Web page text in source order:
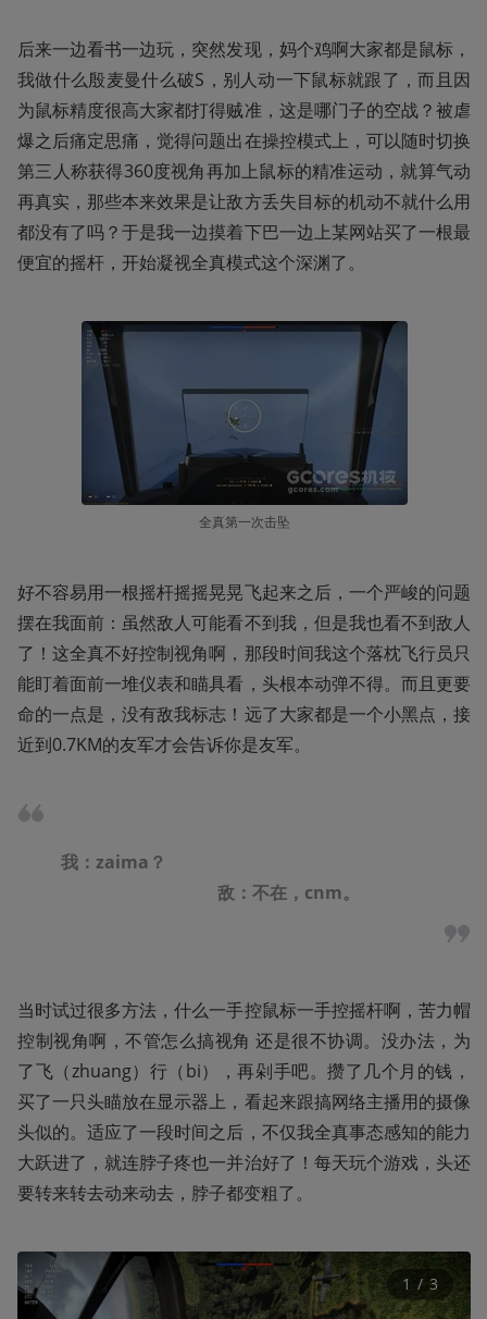
后来一边看书一边玩，突然发现，妈个鸡啊大家都是鼠标，
我做什么殷麦曼什么破S，别人动一下鼠标就跟了，而且因
为鼠标精度很高大家都打得贼准，这是哪门子的空战？被虐
爆之后痛定思痛，觉得问题出在操控模式上，可以随时切换
第三人称获得360度视角再加上鼠标的精准运动，就算气动
再真实，那些本来效果是让敌方丢失目标的机动不就什么用
都没有了吗？于是我一边摸着下巴一边上某网站买了一根最
便宜的摇杆，开始凝视全真模式这个深渊了。
全真第一次击坠
好不容易用一根摇杆摇摇晃晃飞起来之后，一个严峻的问题
摆在我面前：虽然敌人可能看不到我，但是我也看不到敌人
了！这全真不好控制视角啊，那段时间我这个落枕飞行员只
能盯着面前一堆仪表和瞄具看，头根本动弹不得。而且更要
命的一点是，没有敌我标志！远了大家都是一个小黑点，接
近到0.7KM的友军才会告诉你是友军。
我：zaima？
敌：不在，cnm。
当时试过很多方法，什么一手控鼠标一手控摇杆啊，苦力帽
控制视角啊，不管怎么搞视角 还是很不协调。没办法，为
了飞（zhuang）行（bi），再剁手吧。攒了几个月的钱，
买了一只头瞄放在显示器上，看起来跟搞网络主播用的摄像
头似的。适应了一段时间之后，不仅我全真事态感知的能力
大跃进了，就连脖子疼也一并治好了！每天玩个游戏，头还
要转来转去动来动去，脖子都变粗了。
1 / 3